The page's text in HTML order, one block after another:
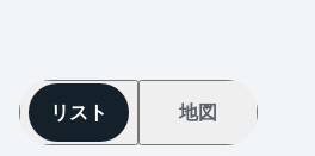
リスト 地図